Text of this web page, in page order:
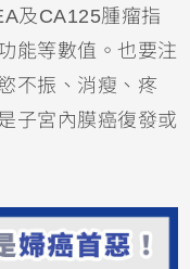
及CA125腫瘤指
能等數值。也要注
不振、消瘦、疼
子宮內膜癌復發或